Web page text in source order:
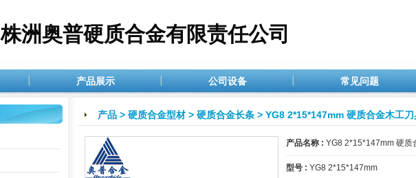
株洲奥普硬质合金有限责任公司
产品展示 公司设备 常见问题
产品 > 硬质合金型材> 硬质合金长条 > YG8 2*15*147mm 硬质合金木工
产品名称 : YG8 2*15*147mm 硬质
型号 : YG8 2*15*147mm